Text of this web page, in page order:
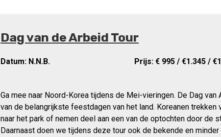
Dag van de Arbeid Tour
Datum: N.N.B. Prijs: € 995 / €1.345 /
Ga mee naar Noord-Korea tijdens de Mei-vieringen. De Dag van
van de belangrijkste feestdagen van het land. Koreanen trekken
naar het park of nemen deel aan een van de optochten door de
Daarnaast doen we tijdens deze tour ook de bekende en